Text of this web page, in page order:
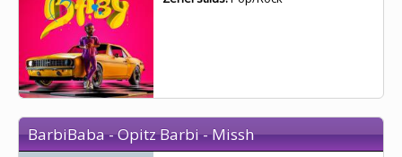
BarbiBaba - Opitz Barbi - Missh